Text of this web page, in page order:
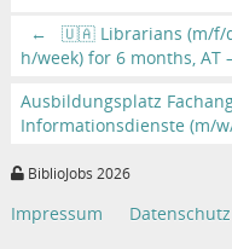
←
🇺🇦 Librarians (m/f/
h/week) for 6 months, AT
Ausbildungsplatz
Informationsdienste (m/
BiblioJobs 2026
Impressum Datenschutz